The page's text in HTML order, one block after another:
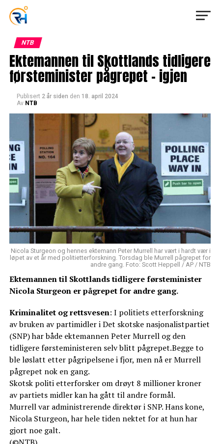
NTB
Ektemannen til Skottlands tidligere
førsteminister pågrepet – igjen
Publisert 2 år siden den 18. april 2024
Av NTB
Nicola Sturgeon og hennes ektemann Peter Murrell har vært i hardt vær i
løpet av et år med politietterforskning. Torsdag ble Murrell pågrepet for
andre gang. Foto: Scott Heppell / AP / NTB
Ektemannen til Skottlands tidligere førsteminister
Nicola Sturgeon er pågrepet for andre gang.
Kriminalitet og rettsvesen: I politiets etterforskning
av bruken av partimidler i Det skotske nasjonalistpartiet
(SNP) har både ektemannen Peter Murrell og den
tidligere førsteministeren selv blitt pågrepet.Begge to
ble løslatt etter pågripelsene i fjor, men nå er Murrell
pågrepet nok en gang.
Skotsk politi etterforsker om drøyt 8 millioner kroner
av partiets midler kan ha gått til andre formål.
Murrell var administrerende direktør i SNP. Hans kone,
Nicola Sturgeon, har hele tiden nektet for at hun har
gjort noe galt.